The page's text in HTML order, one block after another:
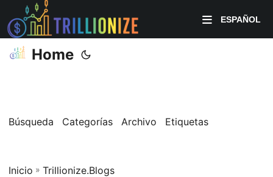
ESPAÑOL
Home
Búsqueda Categorías Archivo Etiquetas
Inicio » Trillionize.Blogs